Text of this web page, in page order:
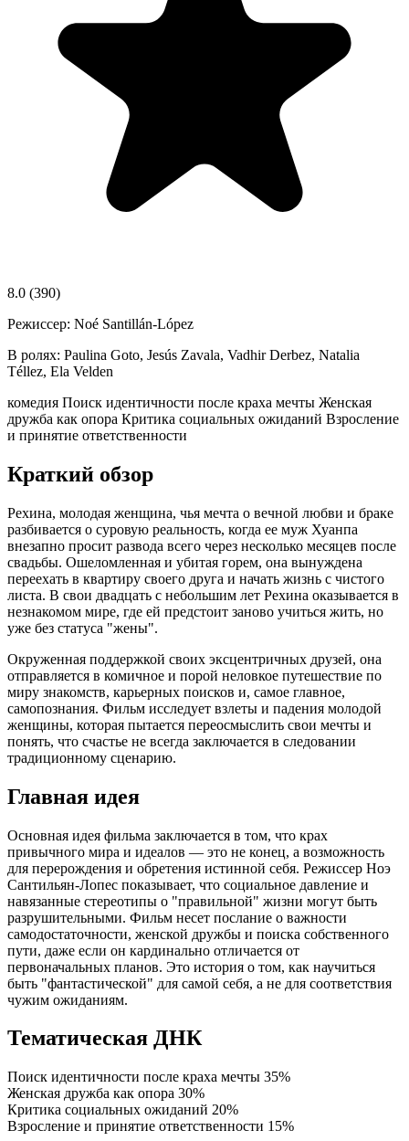
8.0 (390)
Режиссер: Noé Santillán-López
В ролях: Paulina Goto, Jesús Zavala, Vadhir Derbez, Natalia
Téllez, Ela Velden
комедия Поиск идентичности после краха мечты Женская
дружба как опора Критика социальных ожиданий Взросление
и принятие ответственности
Краткий обзор
Рехина, молодая женщина, чья мечта о вечной любви и браке
разбивается о суровую реальность, когда ее муж Хуанпа
внезапно просит развода всего через несколько месяцев после
свадьбы. Ошеломленная и убитая горем, она вынуждена
переехать в квартиру своего друга и начать жизнь с чистого
листа. В свои двадцать с небольшим лет Рехина оказывается в
незнакомом мире, где ей предстоит заново учиться жить, но
уже без статуса "жены".
Окруженная поддержкой своих эксцентричных друзей, она
отправляется в комичное и порой неловкое путешествие по
миру знакомств, карьерных поисков и, самое главное,
самопознания. Фильм исследует взлеты и падения молодой
женщины, которая пытается переосмыслить свои мечты и
понять, что счастье не всегда заключается в следовании
традиционному сценарию.
Главная идея
Основная идея фильма заключается в том, что крах
привычного мира и идеалов — это не конец, а возможность
для перерождения и обретения истинной себя. Режиссер Ноэ
Сантильян-Лопес показывает, что социальное давление и
навязанные стереотипы о "правильной" жизни могут быть
разрушительными. Фильм несет послание о важности
самодостаточности, женской дружбы и поиска собственного
пути, даже если он кардинально отличается от
первоначальных планов. Это история о том, как научиться
быть "фантастической" для самой себя, а не для соответствия
чужим ожиданиям.
Тематическая ДНК
Поиск идентичности после краха мечты 35%
Женская дружба как опора 30%
Критика социальных ожиданий 20%
Взросление и принятие ответственности 15%